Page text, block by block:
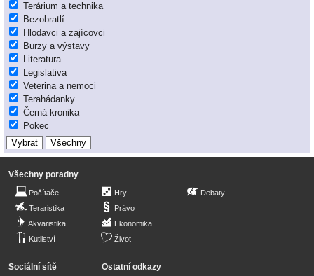
Terárium a technika
Bezobratlí
Hlodavci a zajícovci
Burzy a výstavy
Literatura
Legislativa
Veterina a nemoci
Terahádanky
Černá kronika
Pokec
Všechny poradny
Počítače
Teraristika
Akvaristika
Kutilství
Hry
Právo
Ekonomika
Život
Debaty
Sociální sítě Ostatní odkazy